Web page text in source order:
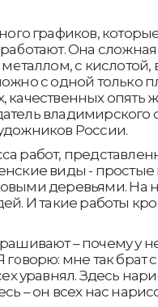
графиков,
Она сложная
металлом, с кислотой,
с одной только
качественных опять
владимирского
России.
работ,
виды -
деревьями. На
И такие работы
– почему у
говорю: мне так брат
уравнял. Здесь
– он всех нас